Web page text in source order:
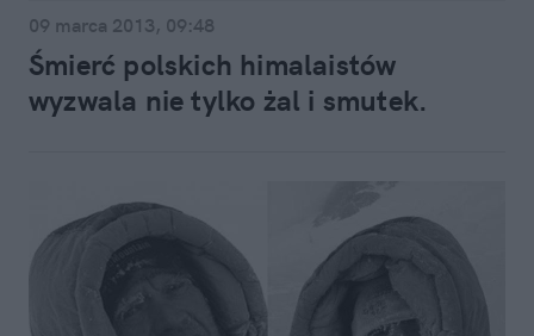
09 marca 2013, 09:48
Śmierć polskich himalaistów
wyzwala nie tylko żal i smutek.